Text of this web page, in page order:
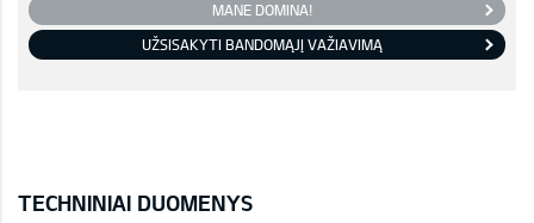
MANE DOMINA!
UŽSISAKYTI BANDOMĄJĮ VAŽIAVIMĄ
TECHNINIAI DUOMENYS